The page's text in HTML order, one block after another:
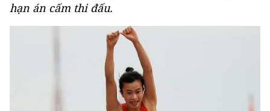
hạn án cấm thi đấu.